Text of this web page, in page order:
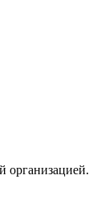
организацией.